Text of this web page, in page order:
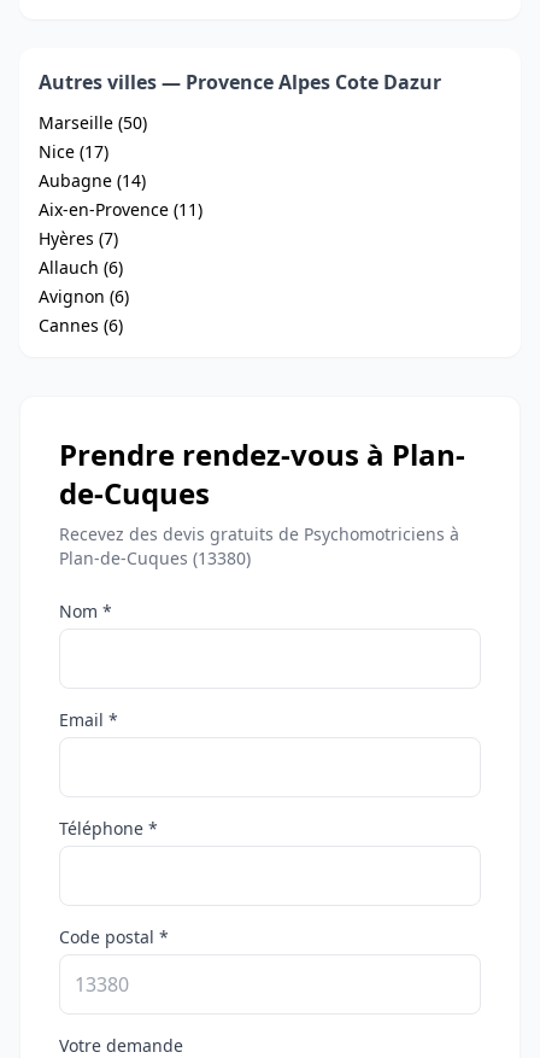
Autres villes — Provence Alpes Cote Dazur
Marseille (50)
Nice (17)
Aubagne (14)
Aix-en-Provence (11)
Hyères (7)
Allauch (6)
Avignon (6)
Cannes (6)
Prendre rendez-vous à Plan-
de-Cuques
Recevez des devis gratuits de Psychomotriciens à
Plan-de-Cuques (13380)
Nom *
Email *
Téléphone *
Code postal *
Votre demande